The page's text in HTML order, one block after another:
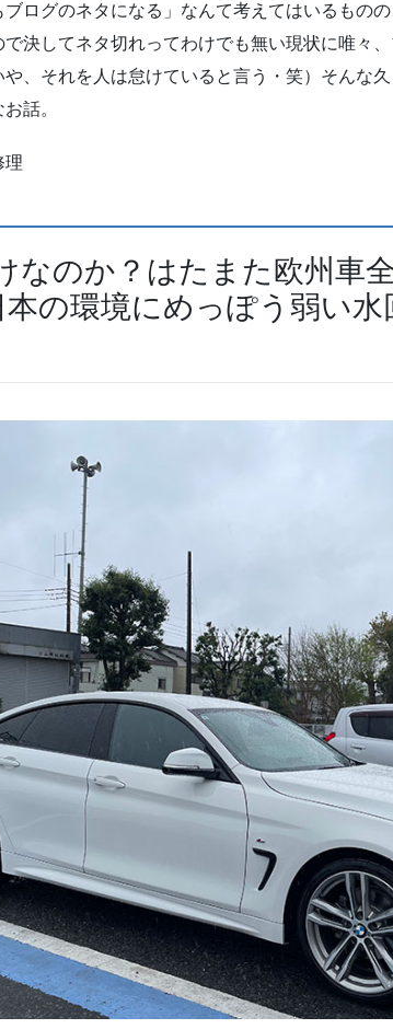
ブログのネタになる」なんて考えてはいるもの
で決してネタ切れってわけでも無い現状に唯々
や、それを人は怠けていると言う・笑）そんな
話。
理
なのか？はたまた欧州車
の環境にめっぽう弱い